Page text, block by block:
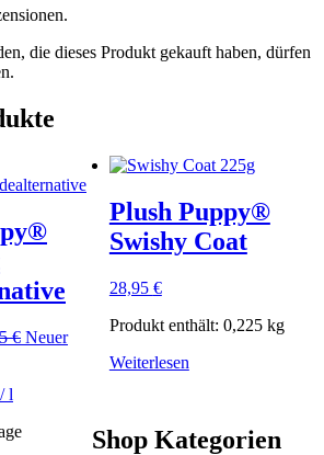
die dieses Produkt gekauft haben, dürfen
€ Ursprünglicher
Neuer
/l
Plush Puppy®
Swishy Coat
28,95 €
Produkt enthält: 0,225 kg
Weiterlesen
Shop Kategorien